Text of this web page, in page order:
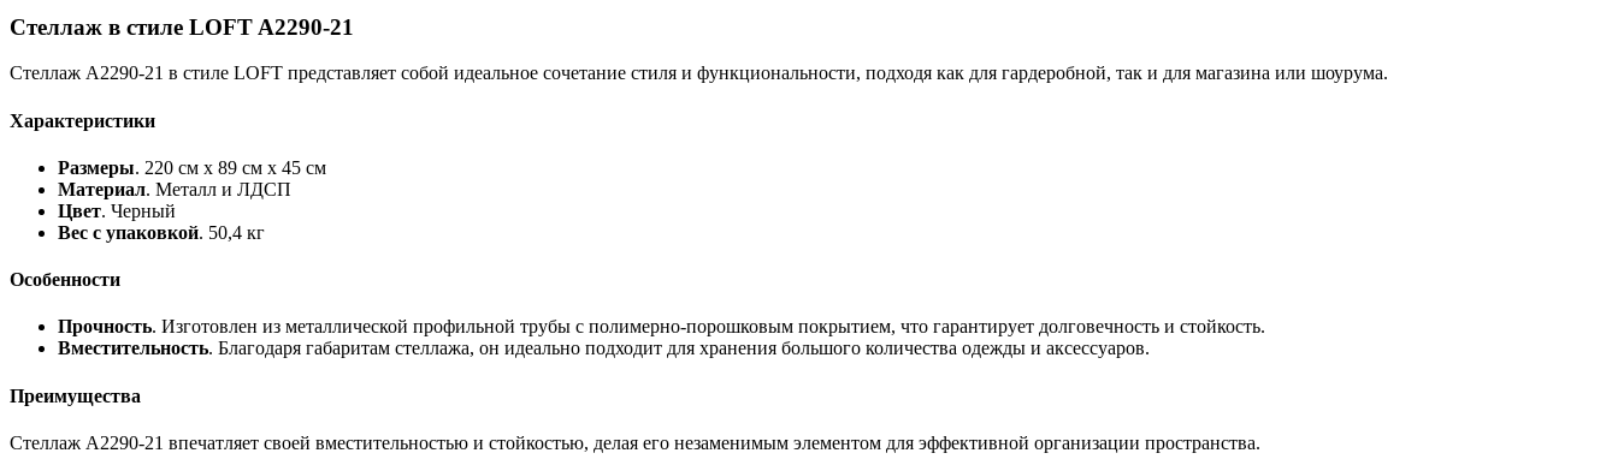
Стеллаж в стиле LOFT A2290-21
Стеллаж A2290-21 в стиле LOFT представляет собой идеальное сочетание стиля и функциональности, подходя как для гардеробной, так и для магазина или шоурума.
Характеристики
Размеры. 220 см x 89 см x 45 см
Материал. Металл и ЛДСП
Цвет. Черный
Вес с упаковкой. 50,4 кг
Особенности
Прочность. Изготовлен из металлической профильной трубы с полимерно-порошковым покрытием, что гарантирует долговечность и стойкость.
Вместительность. Благодаря габаритам стеллажа, он идеально подходит для хранения большого количества одежды и аксессуаров.
Преимущества
Стеллаж A2290-21 впечатляет своей вместительностью и стойкостью, делая его незаменимым элементом для эффективной организации пространства.